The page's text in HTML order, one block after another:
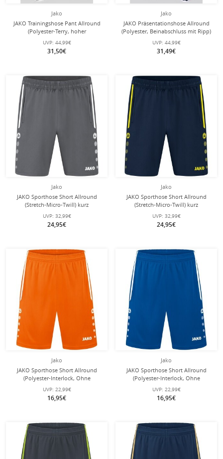
Jako
JAKO Trainingshose Pant Allround
(Polyester-Terry, hoher
Tragekomfort) lang schwarz Herren
UVP: 44,99€
31,50€
Jako
JAKO Präsentationshose Allround
(Polyester, Beinabschluss mit Ripp)
lang marineblau Herren
UVP: 44,99€
31,49€
Jako
JAKO Sporthose Short Allround
(Stretch-Micro-Twill) kurz
anthrazitgrau Herren
UVP: 32,99€
24,95€
Jako
JAKO Sporthose Short Allround
(Stretch-Micro-Twill) kurz
marineblau/gelb Herren
UVP: 32,99€
24,95€
Jako
JAKO Sporthose Short Allround
(Polyester-Interlock, Ohne
Innenslip) kurz orange Herren
UVP: 22,99€
16,95€
Jako
JAKO Sporthose Short Allround
(Polyester-Interlock, Ohne
Innenslip) kurz royalblau Herren
UVP: 22,99€
16,95€